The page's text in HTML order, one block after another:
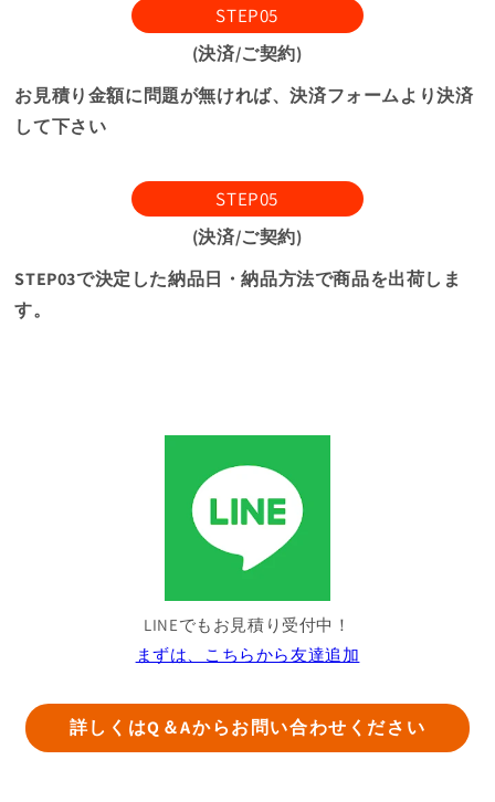
STEP05
(決済/ご契約)
お見積り金額に問題が無ければ、決済フォームより決済
して下さい
STEP05
(決済/ご契約)
STEP03で決定した納品日・納品方法で商品を出荷しま
す。
LINEでもお見積り受付中！
まずは、こちらから友達追加
詳しくはQ＆Aからお問い合わせください